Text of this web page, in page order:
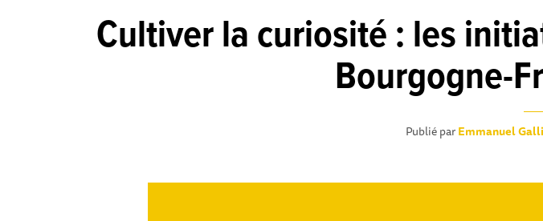
Cultiver la curiosité : les
Bourgogne-
Publié parEmmanuel